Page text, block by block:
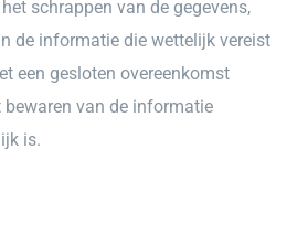
schrappen van de gegevens,
de informatie die wettelijk vereist
een gesloten overeenkomst
van de informatie
is.